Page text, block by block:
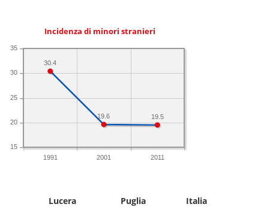
Incidenza di minori stranieri
1991 2001 2011
15
20
25
30
35
19.5
19.6
30.4
Lucera Puglia Italia